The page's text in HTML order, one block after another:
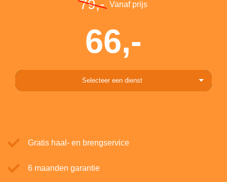
79,- Vanaf prijs
66,-
Selecteer een dienst
Gratis haal- en brengservice
6 maanden garantie